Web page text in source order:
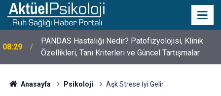
10:30
10 Mayıs Psikologlar Günü Nasıl Ortaya Çıktı? 10
Mayıs Tarihinin Hikayesi
Anasayfa Psikoloji Aşk Strese İyi Gelir